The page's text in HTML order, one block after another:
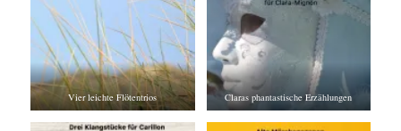
Vier leichte Flötentrios Claras phantastische Erzählungen